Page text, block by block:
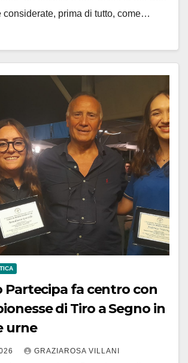
considerate, prima di tutto, come…
Partecipa fa centro con
di Tiro a Segno in
urne
GRAZIAROSA VILLANI